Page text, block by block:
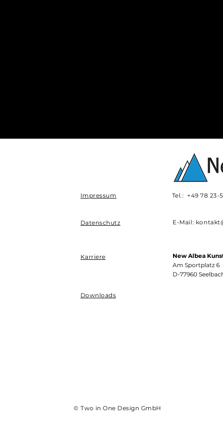
Impressum
Datenschutz
Karriere
Tel.: +49 78 23-
E-Mail:
New Albea
Am Sportplatz 6
D-77960
Downloads
© Two in One Design GmbH